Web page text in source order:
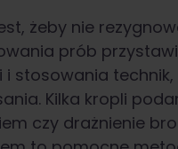
żeby nie
prób
i stosowania
Kilka kropli
czy drażnienie